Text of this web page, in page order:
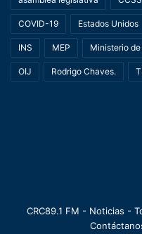
COVID-19 Estados Unidos
INS MEP Ministerio
OIJ Rodrigo Chaves.
CRC89.1 FM - Noticias -